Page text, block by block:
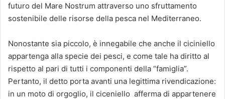
futuro del Mare Nostrum attraverso uno sfruttamento
sostenibile delle risorse della pesca nel Mediterraneo.
Nonostante sia piccolo, è innegabile che anche il ciciniello
appartenga alla specie dei pesci, e come tale ha diritto al
rispetto al pari di tutti i componenti della “famiglia”.
Pertanto, il detto porta avanti una legittima rivendicazione:
in un moto di orgoglio, il ciceniello afferma di appartenere